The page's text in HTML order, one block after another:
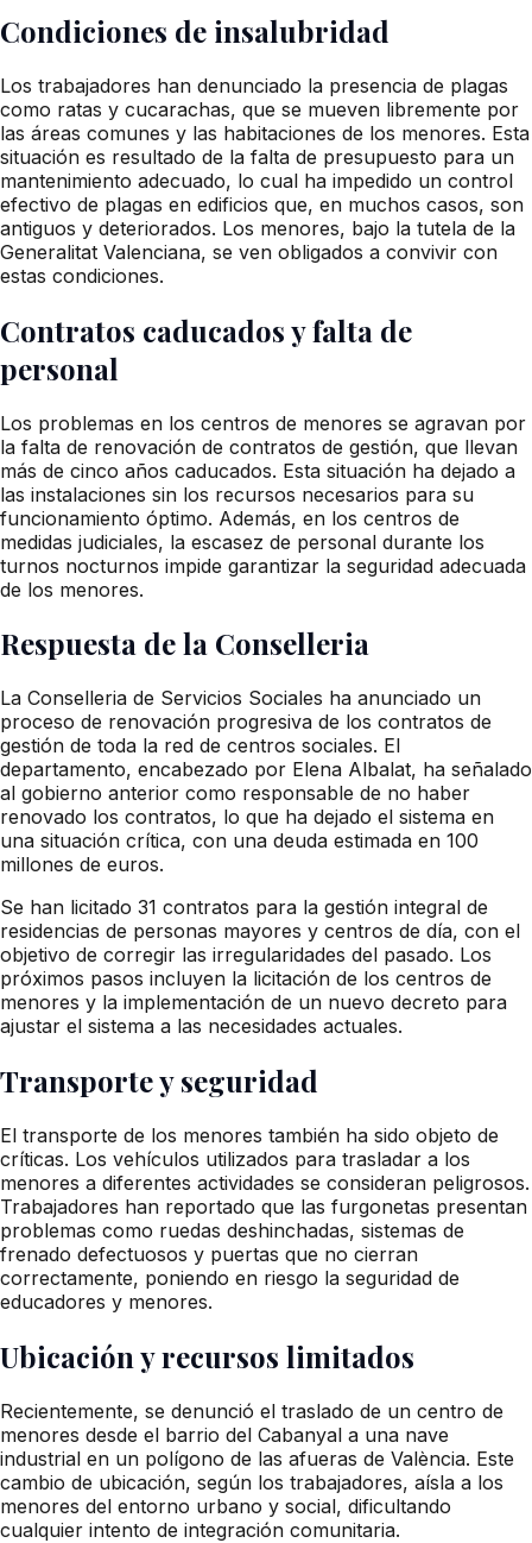
Condiciones de insalubridad
Los trabajadores han denunciado la presencia de plagas
como ratas y cucarachas, que se mueven libremente por
las áreas comunes y las habitaciones de los menores. Esta
situación es resultado de la falta de presupuesto para un
mantenimiento adecuado, lo cual ha impedido un control
efectivo de plagas en edificios que, en muchos casos, son
antiguos y deteriorados. Los menores, bajo la tutela de la
Generalitat Valenciana, se ven obligados a convivir con
estas condiciones.
Contratos caducados y falta de
personal
Los problemas en los centros de menores se agravan por
la falta de renovación de contratos de gestión, que llevan
más de cinco años caducados. Esta situación ha dejado a
las instalaciones sin los recursos necesarios para su
funcionamiento óptimo. Además, en los centros de
medidas judiciales, la escasez de personal durante los
turnos nocturnos impide garantizar la seguridad adecuada
de los menores.
Respuesta de la Conselleria
La Conselleria de Servicios Sociales ha anunciado un
proceso de renovación progresiva de los contratos de
gestión de toda la red de centros sociales. El
departamento, encabezado por Elena Albalat, ha señalado
al gobierno anterior como responsable de no haber
renovado los contratos, lo que ha dejado el sistema en
una situación crítica, con una deuda estimada en 100
millones de euros.
Se han licitado 31 contratos para la gestión integral de
residencias de personas mayores y centros de día, con el
objetivo de corregir las irregularidades del pasado. Los
próximos pasos incluyen la licitación de los centros de
menores y la implementación de un nuevo decreto para
ajustar el sistema a las necesidades actuales.
Transporte y seguridad
El transporte de los menores también ha sido objeto de
críticas. Los vehículos utilizados para trasladar a los
menores a diferentes actividades se consideran peligrosos.
Trabajadores han reportado que las furgonetas presentan
problemas como ruedas deshinchadas, sistemas de
frenado defectuosos y puertas que no cierran
correctamente, poniendo en riesgo la seguridad de
educadores y menores.
Ubicación y recursos limitados
Recientemente, se denunció el traslado de un centro de
menores desde el barrio del Cabanyal a una nave
industrial en un polígono de las afueras de València. Este
cambio de ubicación, según los trabajadores, aísla a los
menores del entorno urbano y social, dificultando
cualquier intento de integración comunitaria.